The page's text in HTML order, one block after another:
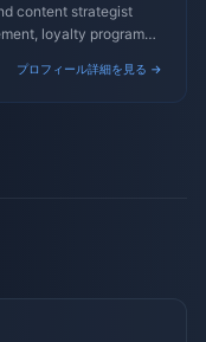
content strategist
loyalty programs,
プロフィール詳細を見る →